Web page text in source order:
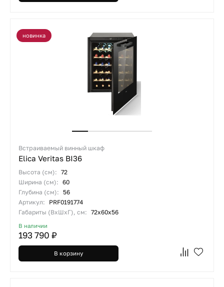
новинка
Встраиваемый винный шкаф
Elica Veritas BI36
Высота (см): 72
Ширина (см): 60
Глубина (см): 56
Артикул:
PRF0191774
Габариты (ВхШхГ), см: 72x60x56
В наличии
193 790 ₽
В корзину